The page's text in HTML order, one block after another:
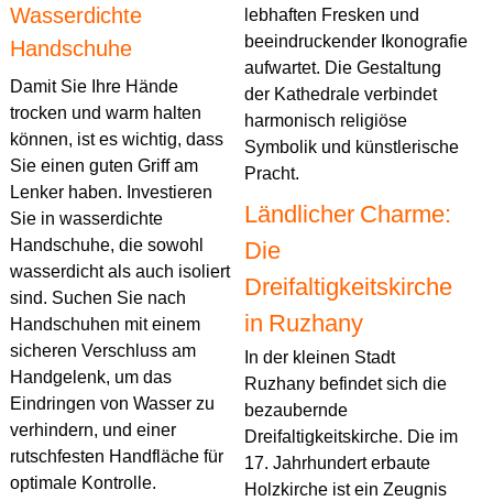
Wasserdichte
Handschuhe
Damit Sie Ihre Hände
trocken und warm halten
können, ist es wichtig, dass
Sie einen guten Griff am
Lenker haben. Investieren
Sie in wasserdichte
Handschuhe, die sowohl
wasserdicht als auch isoliert
sind. Suchen Sie nach
Handschuhen mit einem
sicheren Verschluss am
Handgelenk, um das
Eindringen von Wasser zu
verhindern, und einer
rutschfesten Handfläche für
optimale Kontrolle.
lebhaften Fresken und
beeindruckender Ikonografie
aufwartet. Die Gestaltung
der Kathedrale verbindet
harmonisch religiöse
Symbolik und künstlerische
Pracht.
Ländlicher Charme:
Die
Dreifaltigkeitskirche
in Ruzhany
In der kleinen Stadt
Ruzhany befindet sich die
bezaubernde
Dreifaltigkeitskirche. Die im
17. Jahrhundert erbaute
Holzkirche ist ein Zeugnis